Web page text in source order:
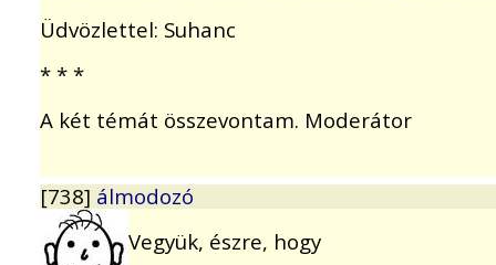
Üdvözlettel: Suhanc
* * *
A két témát összevontam. Moderátor
[738] álmodozó
Vegyük, észre, hogy